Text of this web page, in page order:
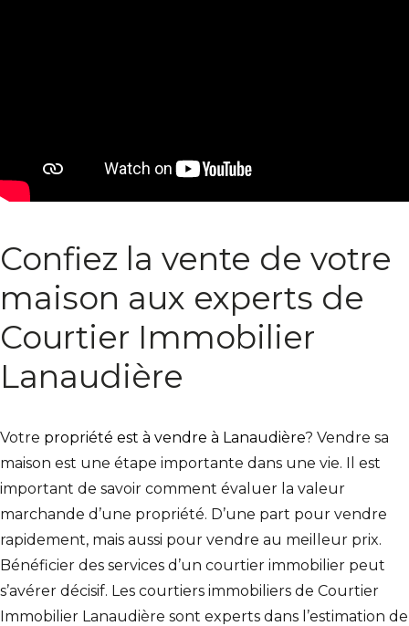
Confiez la vente de votre
maison aux experts de
Courtier Immobilier
Lanaudière
Votre propriété est à vendre à Lanaudière? Vendre sa
maison est une étape importante dans une vie. Il est
important de savoir comment évaluer la valeur
marchande d’une propriété. D’une part pour vendre
rapidement, mais aussi pour vendre au meilleur prix.
Bénéficier des services d’un courtier immobilier peut
s’avérer décisif. Les courtiers immobiliers de Courtier
Immobilier Lanaudière sont experts dans l’estimation de